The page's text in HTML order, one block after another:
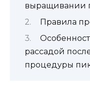
выращивании
Правила
рассадой
процедуры